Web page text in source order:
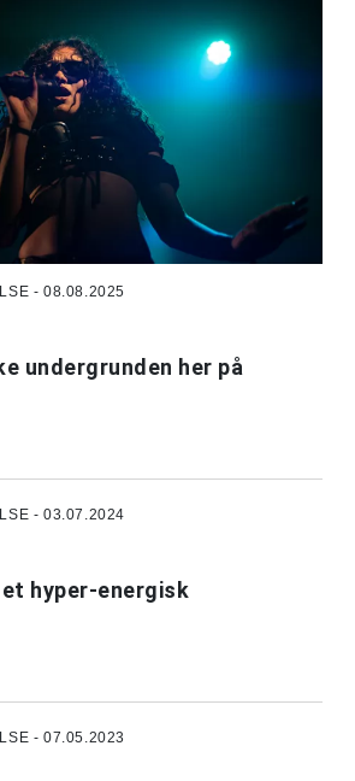
- 08.08.2025
undergrunden her på
- 03.07.2024
hyper-energisk
- 07.05.2023